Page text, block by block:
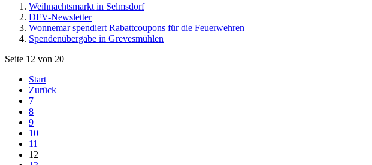
Weihnachtsmarkt in Selmsdorf
DFV-Newsletter
Wonnemar spendiert Rabattcoupons für die Feuerwehren
Spendenübergabe in Grevesmühlen
Seite 12 von 20
Start
Zurück
7
8
9
10
11
12